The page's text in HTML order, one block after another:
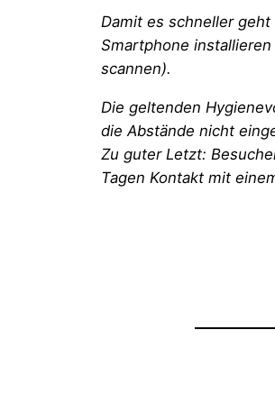
Damit es schneller
Smartphone
scannen).
Die geltenden
die Abstände nicht
Zu guter Letzt:
Tagen Kontakt mit